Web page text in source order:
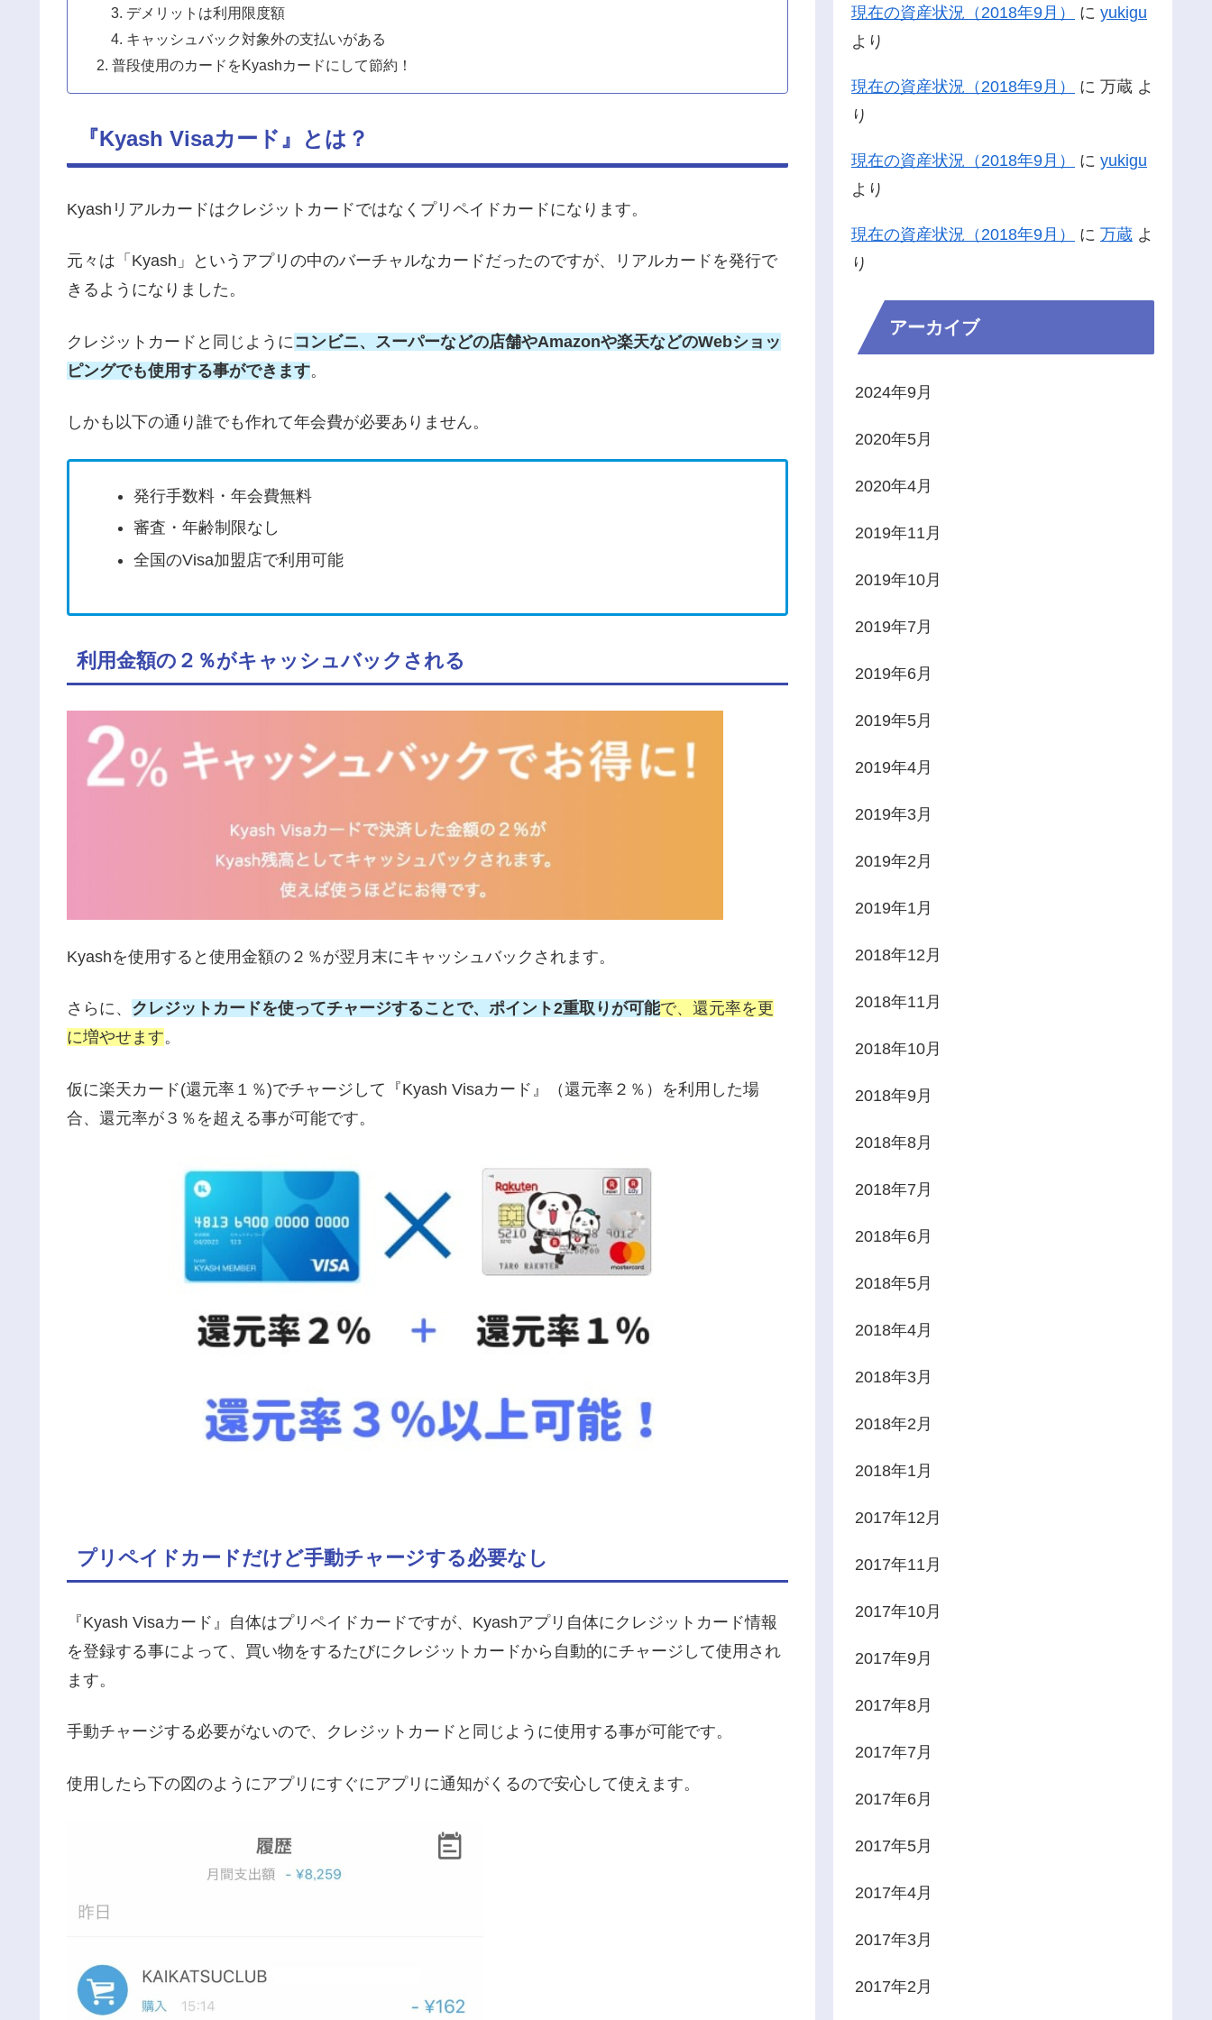
デメリットは利用限度額
キャッシュバック対象外の支払いがある
普段使用のカードをKyashカードにして節約！
『Kyash Visaカード』とは？
Kyashリアルカードはクレジットカードではなくプリペイドカードになります。
元々は「Kyash」というアプリの中のバーチャルなカードだったのですが、リアルカードを発行で
きるようになりました。
クレジットカードと同じように コンビニ、スーパーなどの店舗やAmazonや楽天などのWebショッ
ピングでも使用する事ができます。
しかも以下の通り誰でも作れて年会費が必要ありません。
発行手数料・年会費無料
審査・年齢制限なし
全国のVisa加盟店で利用可能
利用金額の２％がキャッシュバックされる
Kyashを使用すると使用金額の２％が翌月末にキャッシュバックされます。
さらに、 クレジットカードを使ってチャージすることで、ポイント2重取りが可能で、還元率を更
に増やせます。
仮に楽天カード(還元率１％)でチャージして『Kyash Visaカード』（還元率２％）を利用した場
合、還元率が３％を超える事が可能です。
プリペイドカードだけど手動チャージする必要なし
『Kyash Visaカード』自体はプリペイドカードですが、Kyashアプリ自体にクレジットカード情報
を登録する事によって、買い物をするたびにクレジットカードから自動的にチャージして使用され
ます。
手動チャージする必要がないので、クレジットカードと同じように使用する事が可能です。
使用したら下の図のようにアプリにすぐにアプリに通知がくるので安心して使えます。
現在の資産状況（2018年9月） に yukigu
より
現在の資産状況（2018年9月） に 万蔵 よ
り
現在の資産状況（2018年9月） に yukigu
より
現在の資産状況（2018年9月） に 万蔵 よ
り
アーカイブ
2024年9月
2020年5月
2020年4月
2019年11月
2019年10月
2019年7月
2019年6月
2019年5月
2019年4月
2019年3月
2019年2月
2019年1月
2018年12月
2018年11月
2018年10月
2018年9月
2018年8月
2018年7月
2018年6月
2018年5月
2018年4月
2018年3月
2018年2月
2018年1月
2017年12月
2017年11月
2017年10月
2017年9月
2017年8月
2017年7月
2017年6月
2017年5月
2017年4月
2017年3月
2017年2月